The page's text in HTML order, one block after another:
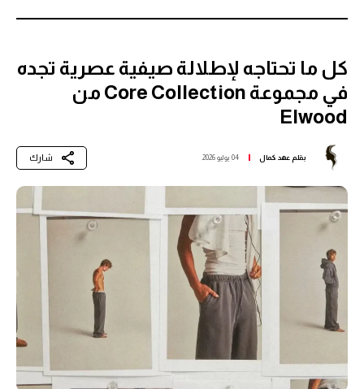
كل ما تحتاجه لإطلالة صيفية عصرية تجده
في مجموعة Core Collection من
Elwood
بقلم عهد كمال 04 يوليو 2026 شارك